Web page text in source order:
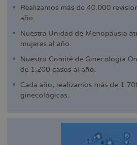
Realizamos más de 40.000
año.
Nuestra Unidad de Menopausia
mujeres al año.
Nuestro Comité de Ginecología
de 1.200 casos al año.
Cada año, realizamos más de
ginecológicas.